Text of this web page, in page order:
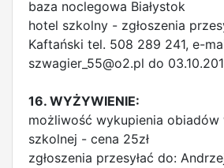
baza noclegowa Białystok
hotel szkolny - zgłoszenia
Kaftański tel. 508 289 241, e-
szwagier_55@o2.pl do
16. WYŻYWIENIE:
możliwość wykupienia obiadów
szkolnej - cena 25zł
zgłoszenia przesyłać do: